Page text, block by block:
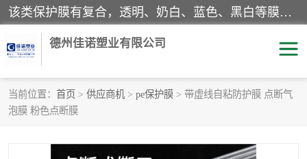
该类保护膜有复合，透明、奶白、蓝色、黑白等膜型。特高粘，高粘，中高粘，中粘，中低粘，低粘等。对于不同的粘力要求有相应的产品相适配。无胶渍残留污染。在较宽的收卷幅度下平整无皱纹，收卷长度大，利于机械化及自动化施工粘贴。为您的产品提供的表面保护解决方案。 产品广泛适用于：铝材、不锈钢、金属、塑料、电子、家电、家具、玻璃、化工材料、装饰材料等。
德州佳诺塑业有限公司
当前位置： 首页 > 供应商机 > pe保护膜 > 带虚线自粘防护膜 点断气
泡膜 粉色点断膜
pe保护膜
家具保护膜